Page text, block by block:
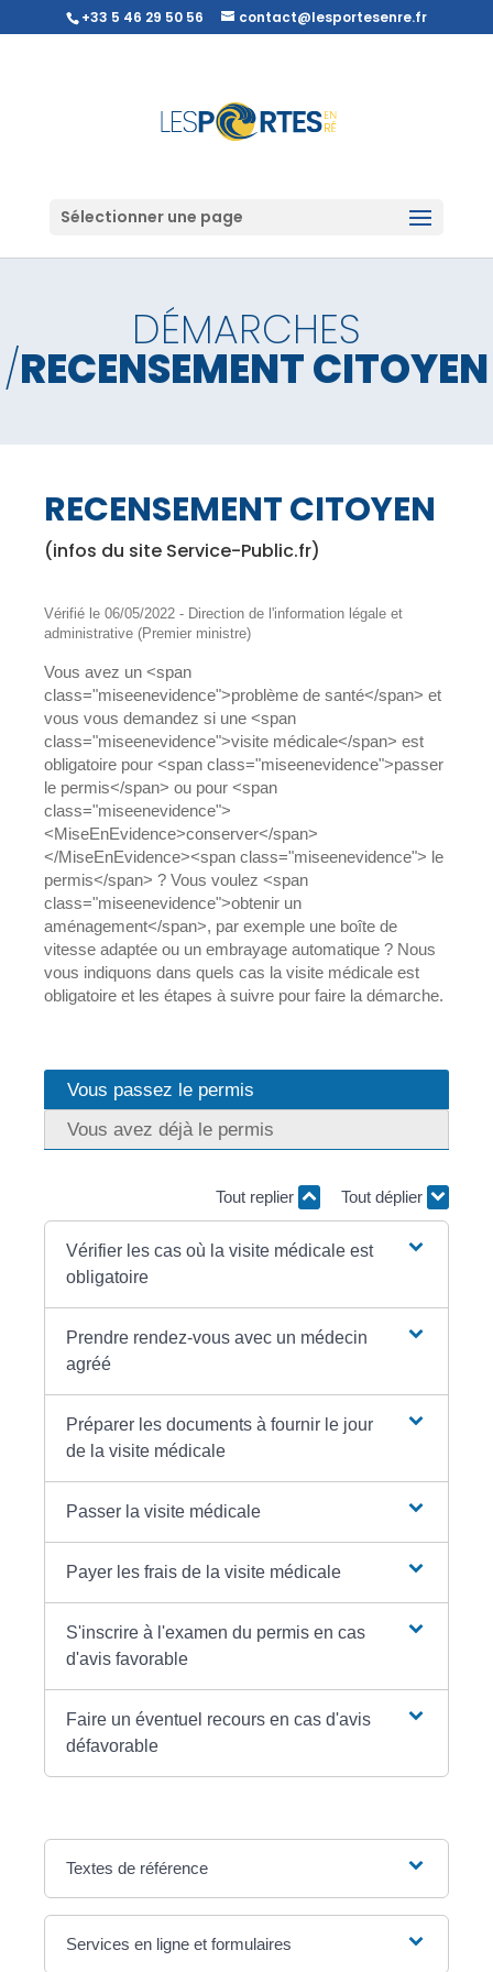
+33 5 46 29 50 56 contact@lesportesenre.fr
Sélectionner une page
DÉMARCHES
/RECENSEMENT CITOYEN
RECENSEMENT CITOYEN
(infos du site Service-Public.fr)
Vérifié le 06/05/2022 - Direction de l'information légale et
administrative (Premier ministre)
Vous avez un <span
class="miseenevidence">problème de santé</span> et
vous vous demandez si une <span
class="miseenevidence">visite médicale</span> est
obligatoire pour <span class="miseenevidence">passer
le permis</span> ou pour <span
class="miseenevidence">
<MiseEnEvidence>conserver</span>
</MiseEnEvidence><span class="miseenevidence"> le
permis</span> ? Vous voulez <span
class="miseenevidence">obtenir un
aménagement</span>, par exemple une boîte de
vitesse adaptée ou un embrayage automatique ? Nous
vous indiquons dans quels cas la visite médicale est
obligatoire et les étapes à suivre pour faire la démarche.
Vous passez le permis
Vous avez déjà le permis
Tout replier Tout déplier
Vérifier les cas où la visite médicale est
obligatoire
Prendre rendez-vous avec un médecin
agréé
Préparer les documents à fournir le jour
de la visite médicale
Passer la visite médicale
Payer les frais de la visite médicale
S'inscrire à l'examen du permis en cas
d'avis favorable
Faire un éventuel recours en cas d'avis
défavorable
Textes de référence
Services en ligne et formulaires